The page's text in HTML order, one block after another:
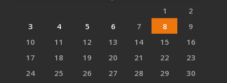
1
2
3
4 5 6 7 8
9
10
11 12 13 14 15
16
17
18 19 20 21 22
23
24
25 26 27 28 29
30